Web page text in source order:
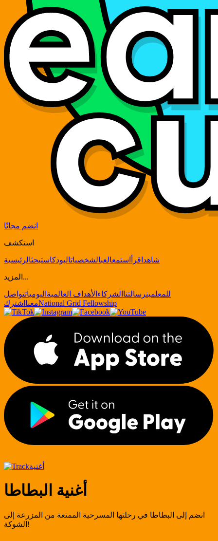
انضم مجانًا
استكشف
شاهد اقرأ استمعالعبالشخصياتالبودكاستبحثالرئيسية
المزيد...
للمعلمينرسالتنا الشركاء الأهداف العالمية اليومياتتواصل
معنا اشترك National Grid Fellowship
أغنية
أغنية البطاطا
انضم إلى البطاطا في رحلتها المسرحية الممتعة من المزرعة إلى
الشوكة!